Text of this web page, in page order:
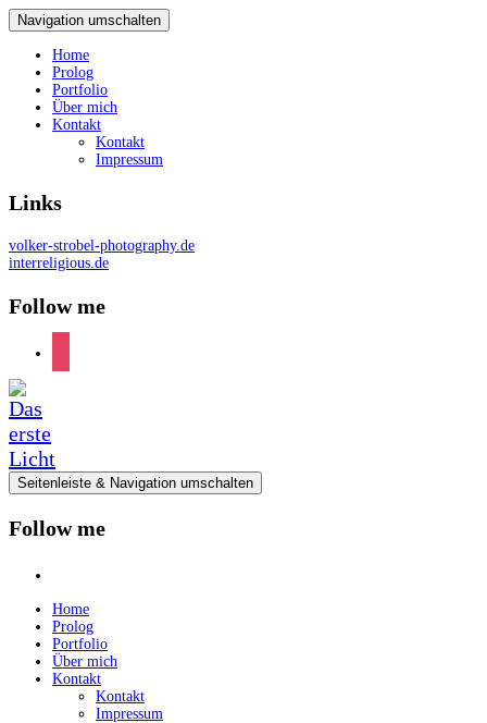
Navigation umschalten
Home
Prolog
Portfolio
Über mich
Kontakt
Kontakt
Impressum
Links
volker-strobel-photography.de
interreligious.de
Follow me
Seitenleiste & Navigation umschalten
Follow me
Home
Prolog
Portfolio
Über mich
Kontakt
Kontakt
Impressum